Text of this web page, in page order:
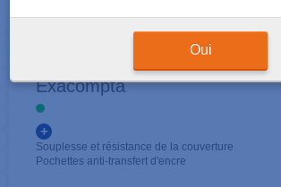
Oui
Protège-Documents
Exacompta
+
Souplesse et résistance de la couverture
Pochettes anti-transfert d'encre